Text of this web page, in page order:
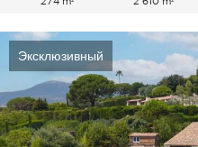
Эксклюзивный